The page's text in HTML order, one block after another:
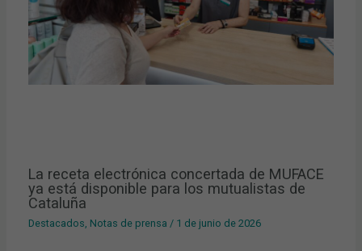
La receta electrónica concertada de MUFACE
ya está disponible para los mutualistas de
Cataluña
Destacados, Notas de prensa / 1 de junio de 2026